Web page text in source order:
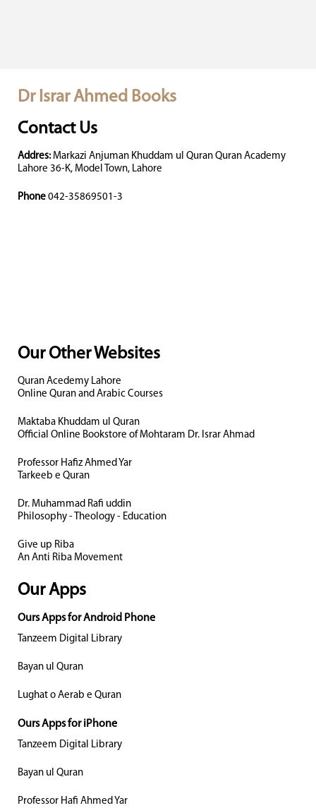
Dr Israr Ahmed Books
Contact Us
Addres: Markazi Anjuman Khuddam ul Quran Quran Academy
Lahore 36-K, Model Town, Lahore
Phone 042-35869501-3
Our Other Websites
Quran Acedemy Lahore
Online Quran and Arabic Courses
Maktaba Khuddam ul Quran
Official Online Bookstore of Mohtaram Dr. Israr Ahmad
Professor Hafiz Ahmed Yar
Tarkeeb e Quran
Dr. Muhammad Rafi uddin
Philosophy - Theology - Education
Give up Riba
An Anti Riba Movement
Our Apps
Ours Apps for Android Phone
Tanzeem Digital Library
Bayan ul Quran
Lughat o Aerab e Quran
Ours Apps for iPhone
Tanzeem Digital Library
Bayan ul Quran
Professor Hafi Ahmed Yar